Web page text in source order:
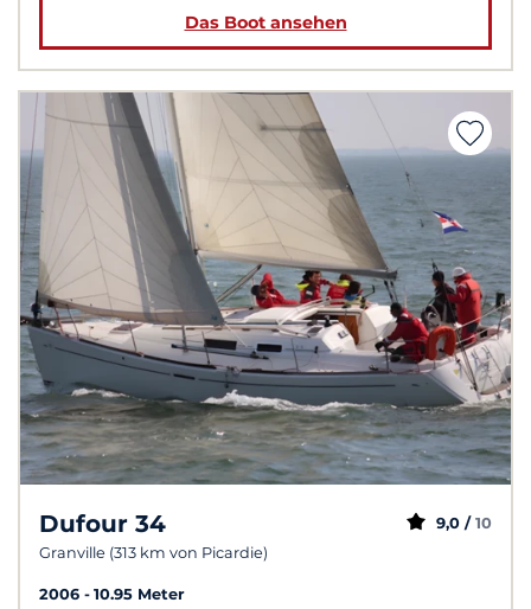
Das Boot ansehen
Dufour 34
Granville (313 km von Picardie)
9,0 / 10
2006
10.95 Meter